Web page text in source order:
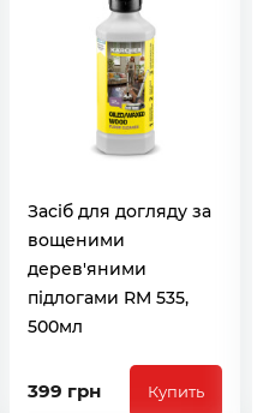
Засіб для догляду за
вощеними
дерев'яними
підлогами RM 535,
500мл
399 грн Купить